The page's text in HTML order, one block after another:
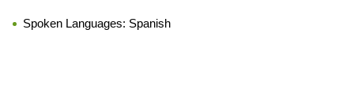
Spoken Languages: Spanish